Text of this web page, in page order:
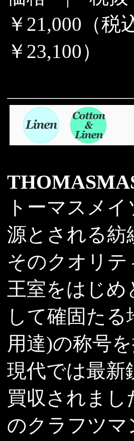
￥21,000（税
￥23,100）
トーマスメ
源とされる紡
そのクオリテ
王室をはじめ
して確固た
用達)の称号
現代では最新
買収されまし
のクラフツマ